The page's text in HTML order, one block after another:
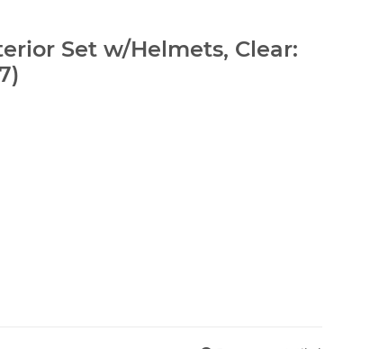
Set w/Helmets, Clear: